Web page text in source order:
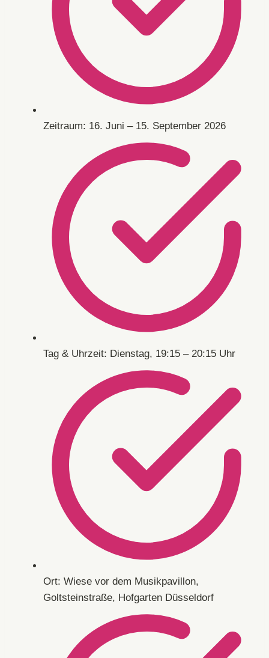
Zeitraum: 16. Juni – 15. September 2026
Tag & Uhrzeit: Dienstag, 19:15 – 20:15 Uhr
Ort: Wiese vor dem Musikpavillon,
Goltsteinstraße, Hofgarten Düsseldorf